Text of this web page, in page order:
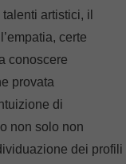
artistici, il
certe
conoscere
provata
di
non solo non
dei profili